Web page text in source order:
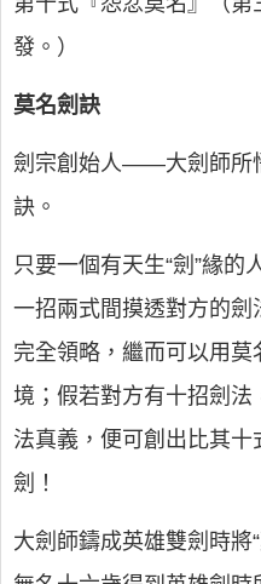
發。）
莫名劍訣
劍宗創始人——大劍師所
訣。
只要一個有天生“劍”緣
一招兩式間摸透對方的
完全領略，繼而可以用
境；假若對方有十招劍法
法真義，便可創出比其
劍！
大劍師鑄成英雄雙劍時將